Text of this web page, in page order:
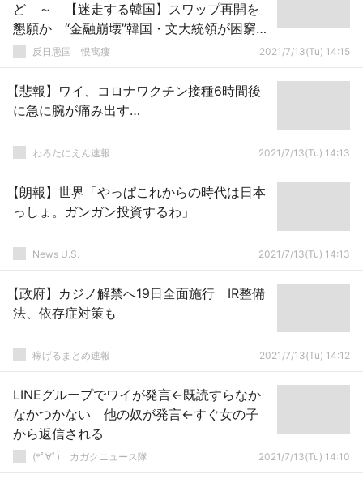
ど ～ 【迷走する韓国】スワップ再開を
懇願か “金融崩壊”韓国・文大統領が困窮訪
日 資金逆流でウォン暴落「時限爆弾」炸裂
反日愚国 恨寓瘻 2021/7/13(Tu) 14:15
【悲報】ワイ、コロナワクチン接種6時間後
に急に腕が痛み出す…
わろたにえん速報 2021/7/13(Tu) 14:13
【朗報】世界「やっぱこれからの時代は日本
っしょ。ガンガン投資するわ」
News U.S. 2021/7/13(Tu) 14:13
【政府】カジノ解禁へ19日全面施行 IR整備
法、依存症対策も
稼げるまとめ速報 2021/7/13(Tu) 14:12
LINEグループでワイが発言←既読すらなか
なかつかない 他の奴が発言←すぐ女の子
から返信される
(*ﾟ∀ﾟ)ゞカガクニュース隊 2021/7/13(Tu) 14:10